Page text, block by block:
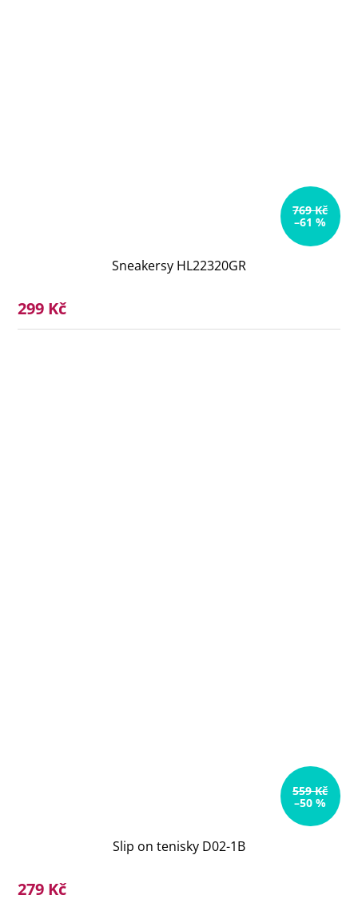
769 Kč
–61 %
Sneakersy HL22320GR
299 Kč
559 Kč
–50 %
Slip on tenisky D02-1B
279 Kč